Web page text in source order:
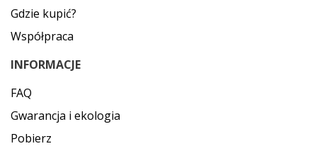
Gdzie kupić?
Współpraca
INFORMACJE
FAQ
Gwarancja i ekologia
Pobierz